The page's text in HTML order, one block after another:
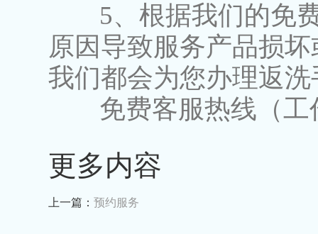
5、根据我们的免费
原因导致服务产品损
我们都会为您办理返洗
免费客服热线（工作
更多内容
上一篇： 预约服务